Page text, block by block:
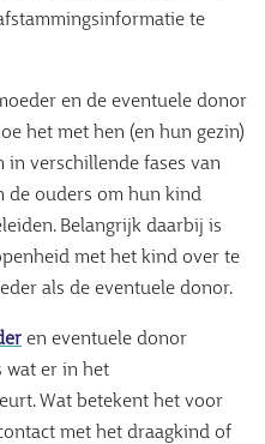
te
en de eventuele donor
het met hen (en hun gezin)
in verschillende fases van
de ouders om hun kind
Belangrijk daarbij is
met het kind over te
als de eventuele donor.
en eventuele donor
wat er in het
Wat betekent het voor
met het draagkind of